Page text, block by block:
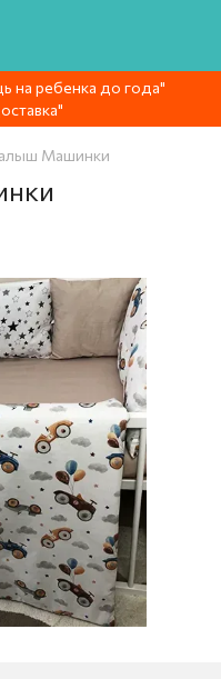
на ребенка до года"
Машинки